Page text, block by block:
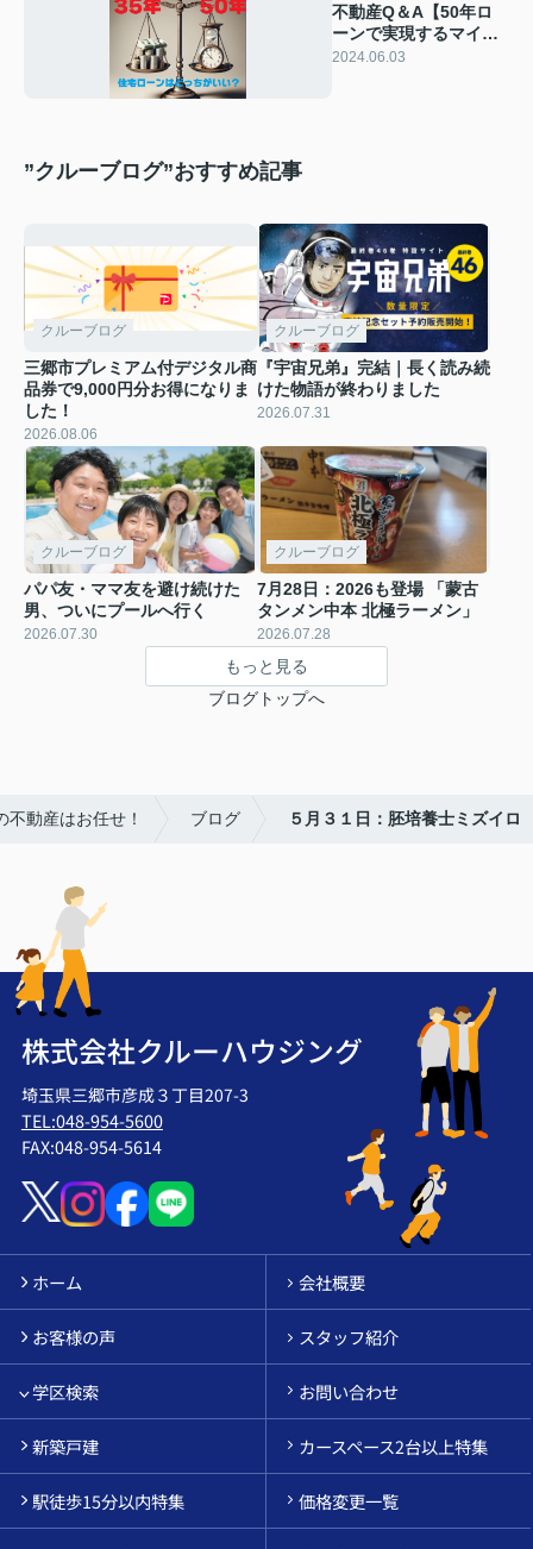
不動産Q＆A【50年ロ
ーンで実現するマイホ
ーム！35年ローンとの
2024.06.03
”クルーブログ”おすすめ記事
クルーブログ
三郷市プレミアム付デジタル商
品券で9,000円分お得になりま
した！
2026.08.06
クルーブログ
『宇宙兄弟』完結｜長く読み続
けた物語が終わりました
2026.07.31
クルーブログ
パパ友・ママ友を避け続けた
男、ついにプールへ行く
2026.07.30
クルーブログ
7月28日：2026も登場 「蒙古
タンメン中本 北極ラーメン」
2026.07.28
もっと見る
ブログトップへ
動産はお任せ！ ブログ ５月３１日：胚培養士ミズイロ
株式会社クルーハウジング
埼玉県三郷市彦成３丁目207-3
TEL:048-954-5600
FAX:048-954-5614
ホーム 会社概要
お客様の声 スタッフ紹介
学区検索 お問い合わせ
新築戸建 カースペース2台以上特集
駅徒歩15分以内特集 価格変更一覧